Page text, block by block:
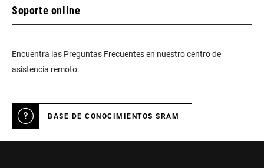
Soporte online
Encuentra las Preguntas Frecuentes en nuestro centro de
asistencia remoto.
BASE DE CONOCIMIENTOS SRAM